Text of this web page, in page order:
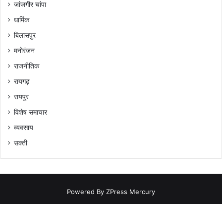
जांजगीर चांपा
धार्मिक
बिलासपुर
मनोरंजन
राजनीतिक
रायगढ़
रायपुर
विशेष समाचार
व्यवसाय
सक्ती
Powered By ZPress Mercury